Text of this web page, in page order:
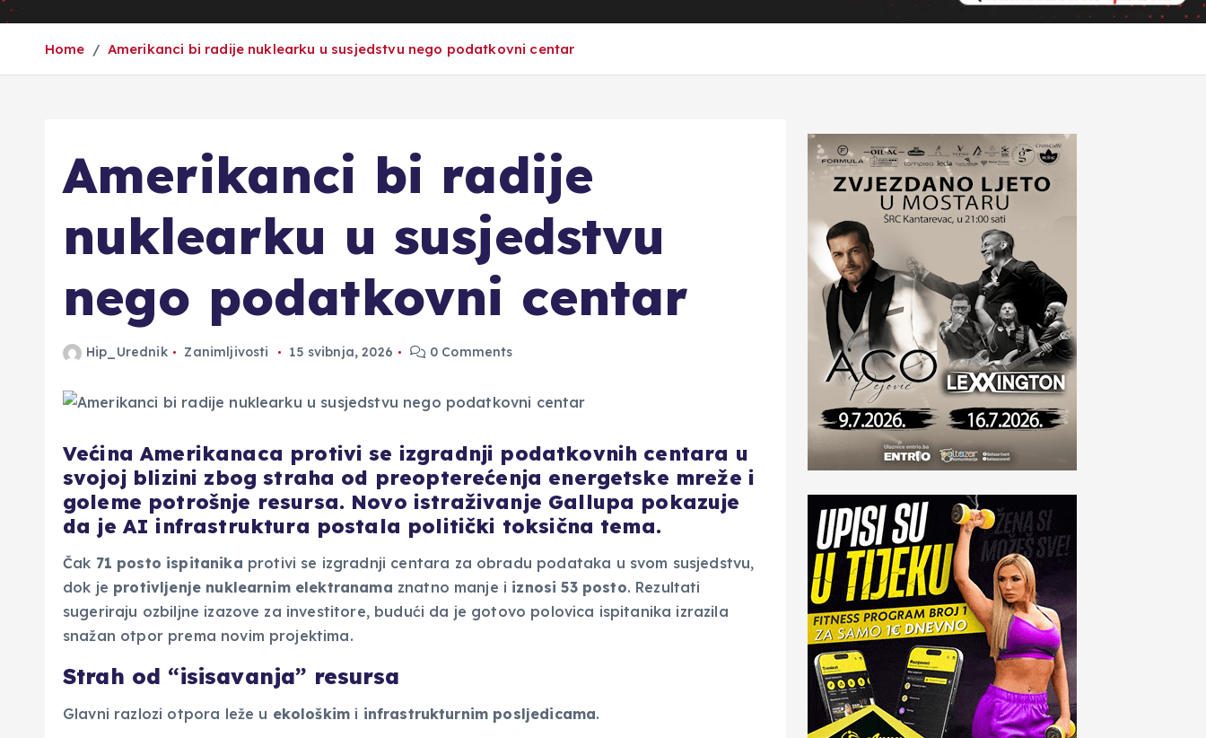
Home Amerikanci bi radije nuklearku u susjedstvu nego podatkovni centar
Amerikanci bi radije
nuklearku u susjedstvu
nego podatkovni centar
Hip_Urednik Zanimljivosti 15 svibnja, 2026 0 Comments
Većina Amerikanaca protivi se izgradnji podatkovnih centara u
svojoj blizini zbog straha od preopterećenja energetske mreže i
goleme potrošnje resursa. Novo istraživanje Gallupa pokazuje
da je AI infrastruktura postala politički toksična tema.
Čak 71 posto ispitanika protivi se izgradnji centara za obradu podataka u svom susjedstvu,
dok je protivljenje nuklearnim elektranama znatno manje i iznosi 53 posto. Rezultati
sugeriraju ozbiljne izazove za investitore, budući da je gotovo polovica ispitanika izrazila
snažan otpor prema novim projektima.
Strah od “isisavanja” resursa
Glavni razlozi otpora leže u ekološkim i infrastrukturnim posljedicama.